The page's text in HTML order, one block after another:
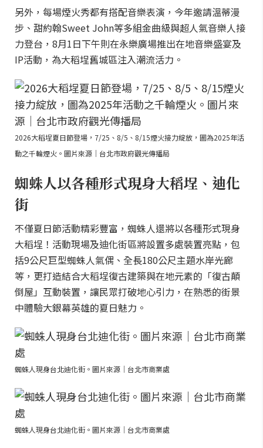
另外，每場煙火秀都有搭配音樂表演，今年邀請溫蒂漫
步、甜約翰Sweet John等多組金曲級與超人氣音樂人接
力登台，8月1日下午則在永樂廣場推出在地音樂盛宴及
IP活動，為大稻埕舊城區注入潮流活力。
2026大稻埕夏日節登場，7/25、8/5、8/15煙火接力綻放，圖為2025年活
動之千輪煙火。圖片來源｜台北市政府觀光傳播局
蜘蛛人以各種形式現身大稻埕、迪化
街
不僅夏日節活動精彩豐富，蜘蛛人還將以各種形式現身
大稻埕！活動現場及迪化街區將設置多處裝置亮點，包
括9公尺巨型蜘蛛人氣偶、全長180公尺主題水岸光廊
等，更打造結合大稻埕復古建築與在地元素的「復古顛
倒屋」互動裝置，讓民眾打破地心引力，在熟悉的街景
中體驗大銀幕英雄的夏日魅力。
蜘蛛人現身台北迪化街。圖片來源｜台北市商業處
蜘蛛人現身台北迪化街。圖片來源｜台北市商業處